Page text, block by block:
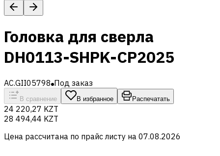
Головка для сверла
DH0113-SHPK-CP2025
AC.GII05798 Под заказ
В сравнение В избранное Распечатать
24 220,27 KZT
28 494,44 KZT
Цена рассчитана по прайс листу на 07.08.2026